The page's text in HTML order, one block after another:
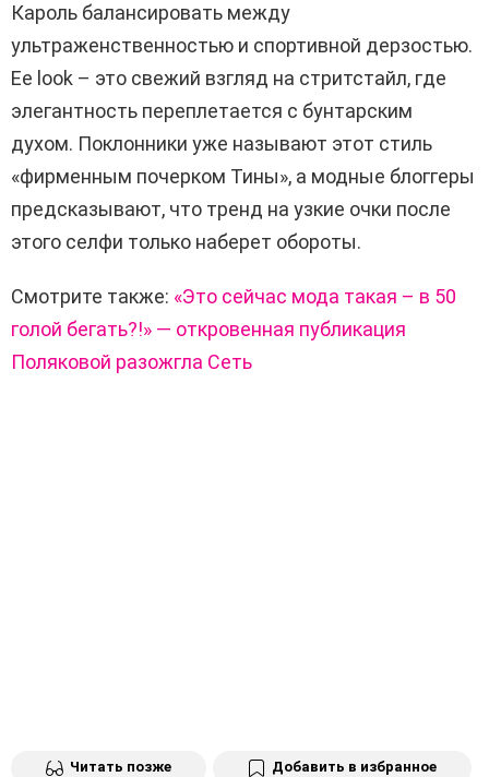
Кароль балансировать между
ультраженственностью и спортивной дерзостью.
Ее look – это свежий взгляд на стритстайл, где
элегантность переплетается с бунтарским
духом. Поклонники уже называют этот стиль
«фирменным почерком Тины», а модные блоггеры
предсказывают, что тренд на узкие очки после
этого селфи только наберет обороты.
Смотрите также: «Это сейчас мода такая – в 50
голой бегать?!» — откровенная публикация
Поляковой разожгла Сеть
Читать позже Добавить в избранное